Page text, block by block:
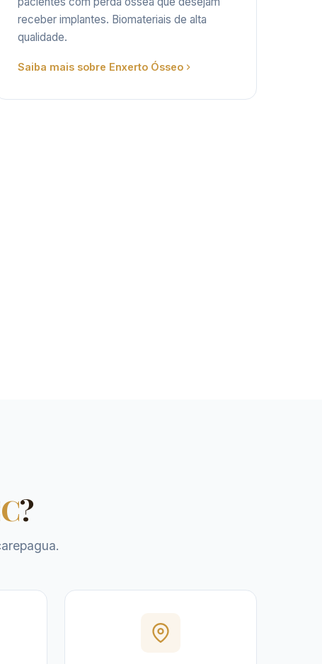
receber implantes. Biomateriais de alta
qualidade.
Saiba mais sobre Enxerto Ósseo
?